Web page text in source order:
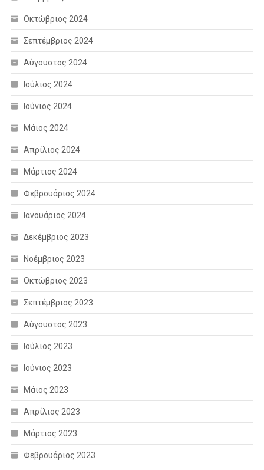
Οκτώβριος 2024
Σεπτέμβριος 2024
Αύγουστος 2024
Ιούλιος 2024
Ιούνιος 2024
Μάιος 2024
Απρίλιος 2024
Μάρτιος 2024
Φεβρουάριος 2024
Ιανουάριος 2024
Δεκέμβριος 2023
Νοέμβριος 2023
Οκτώβριος 2023
Σεπτέμβριος 2023
Αύγουστος 2023
Ιούλιος 2023
Ιούνιος 2023
Μάιος 2023
Απρίλιος 2023
Μάρτιος 2023
Φεβρουάριος 2023